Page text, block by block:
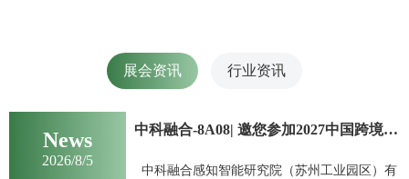
展会资讯 行业资讯
News
2026/8/5
中科融合-8A08| 邀您参加2027中国跨境电商交易会
中科融合感知智能研究院（苏州工业园区）有